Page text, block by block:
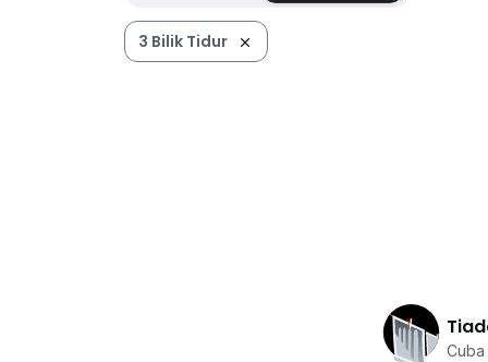
3 Bilik Tidur